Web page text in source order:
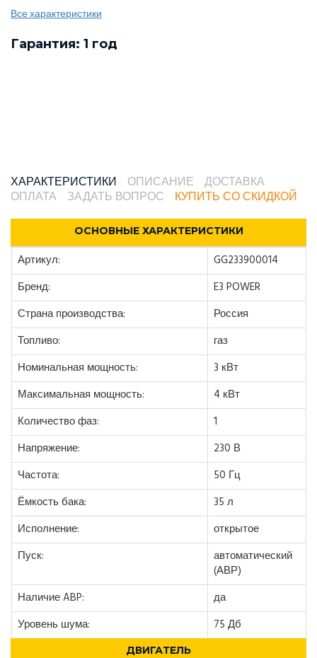
Все характеристики
Гарантия: 1 год
ХАРАКТЕРИСТИКИ ОПИСАНИЕ
ДОСТАВКА
ОПЛАТА
ЗАДАТЬ ВОПРОС КУПИТЬ СО СКИДКОЙ
ОСНОВНЫЕ ХАРАКТЕРИСТИКИ
Артикул:
GG233900014
Бренд:
E3 POWER
Страна производства:
Россия
Топливо:
газ
Номинальная мощность:
3 кВт
Максимальная мощность:
4 кВт
Количество фаз:
1
Напряжение:
230 В
Частота:
50 Гц
Ёмкость бака:
35 л
Исполнение:
открытое
Пуск:
автоматический
(АВР)
Наличие ABP:
да
Уровень шума:
75 Дб
ДВИГАТЕЛЬ